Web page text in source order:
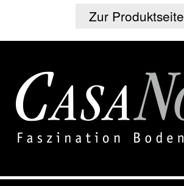
Zur Produktseite